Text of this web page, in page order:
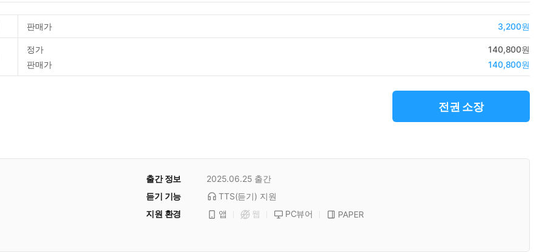
판매가 3,200원
정가
140,800원
판매가
140,800원
전권 소장
출간 정보 2025.06.25 출간
듣기 기능
TTS(듣기) 지원
지원 환경
앱 웹 PC뷰어 PAPER